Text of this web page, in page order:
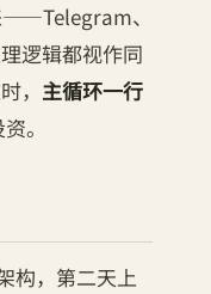
、
逻辑都视作同
， 主循环一行
。
构，第二天上